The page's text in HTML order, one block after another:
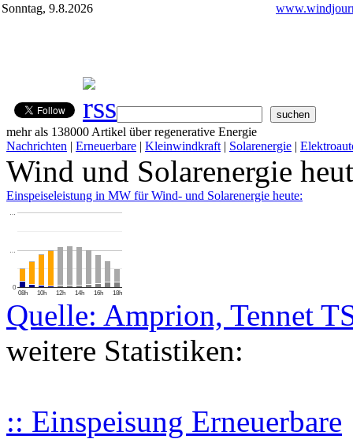
Sonntag, 9.8.2026
mehr als 138000 Artikel über regenerative Energie
Nachrichten | Erneuerbare | Kleinwindkraft | Solarenergie |
Wind und Solarenergie
Einspeiseleistung in MW für Wind- und Solarenergie heute:
08h 10h 12h 14h 16h 18h
0
…
…
Quelle: Amprion, Tennet
weitere Statistiken:
:: Einspeisung Erneuerbare